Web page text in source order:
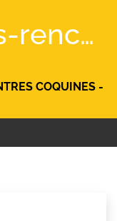
meilleurs-sites-rencontre.fr
COQUINES -